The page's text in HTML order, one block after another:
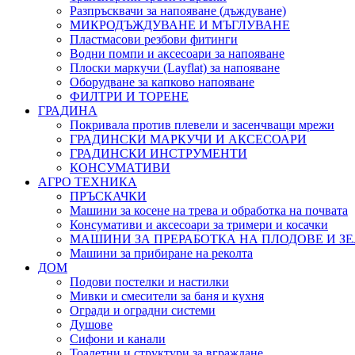
Разпръсквачи за напояване (дъждуване)
МИКРОДЪЖДУВАНЕ И МЪГЛУВАНЕ
Пластмасови резбови фитинги
Водни помпи и аксесоари за напояване
Плоски маркучи (Layflat) за напояване
Оборудване за капково напояване
ФИЛТРИ И ТОРЕНЕ
ГРАДИНА
Покривала против плевели и засенчващи мрежи
ГРАДИНСКИ МАРКУЧИ И АКСЕСОАРИ
ГРАДИНСКИ ИНСТРУМЕНТИ
КОНСУМАТИВИ
АГРО ТЕХНИКА
ПРЪСКАЧКИ
Машини за косене на трева и обработка на почвата
Консумативи и аксесоари за тримери и косачки
МАШИНИ ЗА ПРЕРАБОТКА НА ПЛОДОВЕ И
Машини за прибиране на реколта
ДОМ
Подови постелки и настилки
Мивки и смесители за баня и кухня
Огради и оградни системи
Душове
Сифони и канали